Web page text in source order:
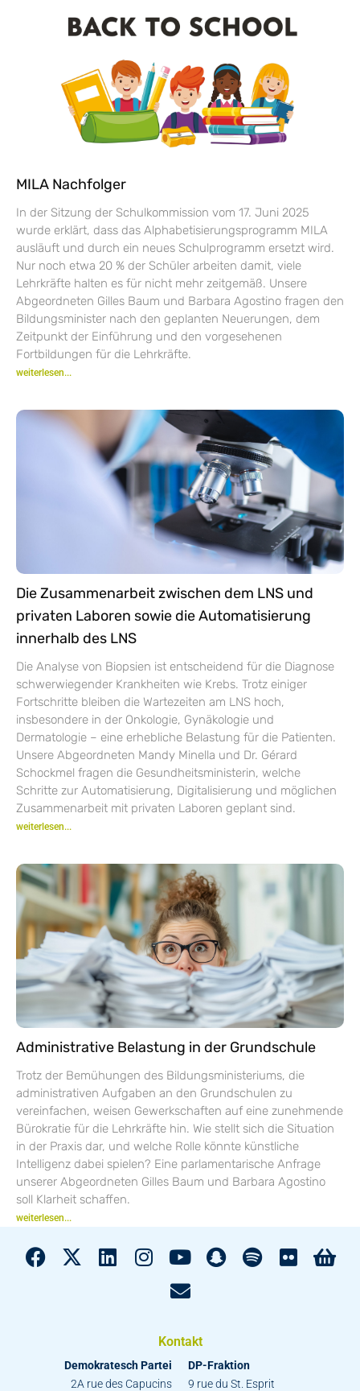
MILA Nachfolger
In der Sitzung der Schulkommission vom 17. Juni 2025
wurde erklärt, dass das Alphabetisierungsprogramm MILA
ausläuft und durch ein neues Schulprogramm ersetzt wird.
Nur noch etwa 20 % der Schüler arbeiten damit, viele
Lehrkräfte halten es für nicht mehr zeitgemäß. Unsere
Abgeordneten Gilles Baum und Barbara Agostino fragen den
Bildungsminister nach den geplanten Neuerungen, dem
Zeitpunkt der Einführung und den vorgesehenen
Fortbildungen für die Lehrkräfte.
weiterlesen...
Die Zusammenarbeit zwischen dem LNS und
privaten Laboren sowie die Automatisierung
innerhalb des LNS
Die Analyse von Biopsien ist entscheidend für die Diagnose
schwerwiegender Krankheiten wie Krebs. Trotz einiger
Fortschritte bleiben die Wartezeiten am LNS hoch,
insbesondere in der Onkologie, Gynäkologie und
Dermatologie – eine erhebliche Belastung für die Patienten.
Unsere Abgeordneten Mandy Minella und Dr. Gérard
Schockmel fragen die Gesundheitsministerin, welche
Schritte zur Automatisierung, Digitalisierung und möglichen
Zusammenarbeit mit privaten Laboren geplant sind.
weiterlesen...
Administrative Belastung in der Grundschule
Trotz der Bemühungen des Bildungsministeriums, die
administrativen Aufgaben an den Grundschulen zu
vereinfachen, weisen Gewerkschaften auf eine zunehmende
Bürokratie für die Lehrkräfte hin. Wie stellt sich die Situation
in der Praxis dar, und welche Rolle könnte künstliche
Intelligenz dabei spielen? Eine parlamentarische Anfrage
unserer Abgeordneten Gilles Baum und Barbara Agostino
soll Klarheit schaffen.
weiterlesen...
Kontakt
Demokratesch Partei
2A rue des Capucins
DP-Fraktion
9 rue du St. Esprit